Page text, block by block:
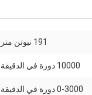
191 نيوتن متر
10000 دورة في الدقيقة
0-3000 دورة في الدقيقة